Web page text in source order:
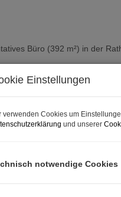
Einstellungen
verwenden Cookies um
und unserer
notwendige Cookies